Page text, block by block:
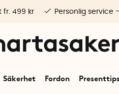
Säkerhet Fordon
fr. 499 kr Personlig service